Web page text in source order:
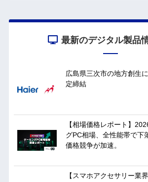
最新のデジタル製品
広島県三次市の地方創生
定締結
【相場価格レポート】
グPC相場、全性能帯で下
価格競争が加速。
【スマホアクセサリー業